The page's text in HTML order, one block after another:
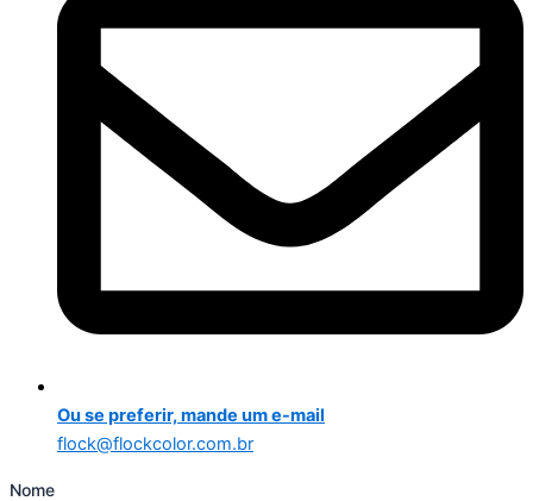
Ou se preferir, mande um e-mail
flock@flockcolor.com.br
Nome